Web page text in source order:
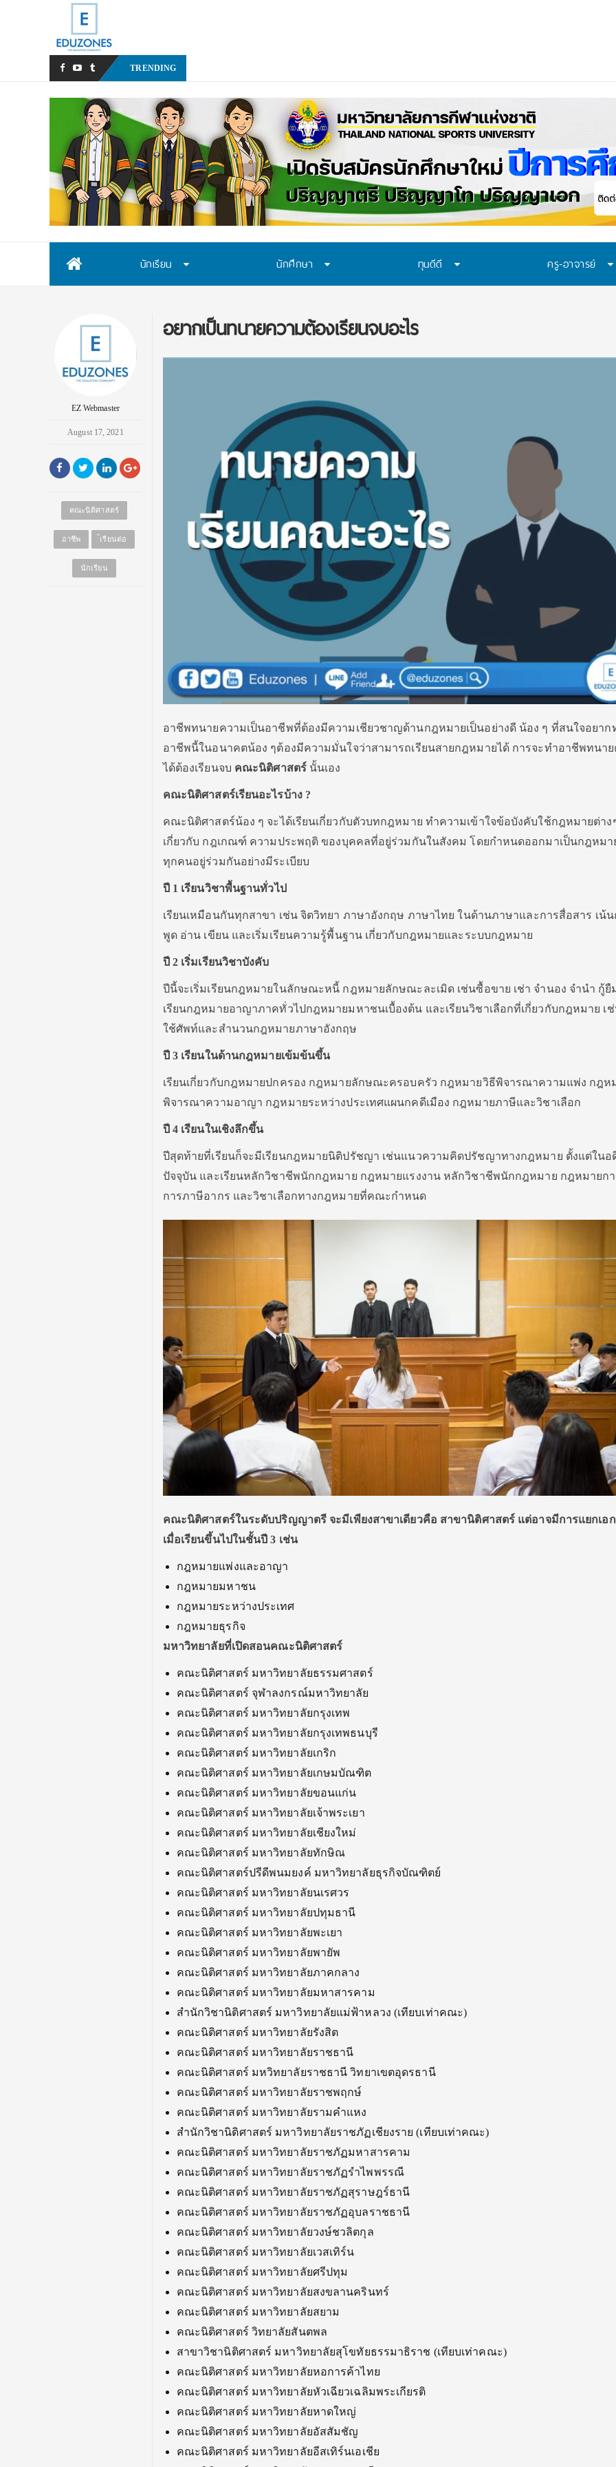
TRENDING
นักเรียน นักศึกษา ทุนดีดี ครู-อาจารย์
EZ Webmaster
August 17, 2021
คณะนิติศาสตร์
อาชีพ ้เรียนต่อ
นักเรียน
อยากเป็นทนายความต้องเรียนจบอะไร
อาชีพทนายความเป็นอาชีพที่ต้องมีความเชียวชาญด้านกฎหมายเป็นอย่างดี น้อง ๆ ที่สนใจอยาก
อาชีพนี้ในอนาคตน้อง ๆต้องมีความมั่นใจว่าสามารถเรียนสายกฎหมายได้ การจะทำอาชีพทนา
ได้ต้องเรียนจบ คณะนิติศาสตร์นั้นเอง
คณะนิติศาสตร์เรียนอะไรบ้าง ?
คณะนิติศาสตร์น้อง ๆ จะได้เรียนเกี่ยวกับตัวบทกฎหมาย ทำความเข้าใจข้อบังคับใช้กฎหมายต่าง
เกี่ยวกับ กฎเกณฑ์ ความประพฤติ ของบุคคลที่อยู่ร่วมกันในสังคม โดยกำหนดออกมาเป็นกฎหมา
ทุกคนอยู่ร่วมกันอย่างมีระเบียบ
ปี 1 เรียนวิชาพื้นฐานทั่วไป
เรียนเหมือนกันทุกสาขา เช่น จิตวิทยา ภาษาอังกฤษ ภาษาไทย ในด้านภาษาและการสื่อสาร เน้น
พูด อ่าน เขียน และเริ่มเรียนความรู้พื้นฐาน เกี่ยวกับกฎหมายและระบบกฎหมาย
ปี 2 เริ่มเรียนวิชาบังคับ
ปีนี้จะเริ่มเรียนกฎหมายในลักษณะหนี้ กฎหมายลักษณะละเมิด เช่นซื้อขาย เช่า จำนอง จำนำ กู้ยื
เรียนกฎหมายอาญาภาคทั่วไปกฎหมายมหาชนเบื้องต้น และเรียนวิชาเลือกที่เกี่ยวกับกฎหมาย เ
ใช้ศัพท์และสำนวนกฎหมายภาษาอังกฤษ
ปี 3 เรียนในด้านกฎหมายเข้มข้นขึ้น
เรียนเกี่ยวกับกฎหมายปกครอง กฎหมายลักษณะครอบครัว กฎหมายวิธีพิจารณาความแพ่ง กฎห
พิจารณาความอาญา กฎหมายระหว่างประเทศแผนกคดีเมือง กฎหมายภาษีและวิชาเลือก
ปี 4 เรียนในเชิงลึกขึ้น
ปีสุดท้ายที่เรียนก็จะมีเรียนกฎหมายนิติปรัชญา เช่นแนวความคิดปรัชญาทางกฎหมาย ตั้งแต่ในอ
ปัจจุบัน และเรียนหลักวิชาชีพนักกฎหมาย กฎหมายแรงงาน หลักวิชาชีพนักกฎหมาย กฎหมายก
การภาษีอากร และวิชาเลือกทางกฎหมายที่คณะกำหนด
คณะนิติศาสตร์ในระดับปริญญาตรี จะมีเพียงสาขาเดียวคือ สาขานิติศาสตร์ แต่อาจมีการแยกเอ
เมื่อเรียนขึ้นไปในชั้นปี 3 เช่น
กฎหมายแพ่งและอาญา
กฎหมายมหาชน
กฎหมายระหว่างประเทศ
กฎหมายธุรกิจ
มหาวิทยาลัยที่เปิดสอนคณะนิติศาสตร์
คณะนิติศาสตร์ มหาวิทยาลัยธรรมศาสตร์
คณะนิติศาสตร์ จุฬาลงกรณ์มหาวิทยาลัย
คณะนิติศาสตร์ มหาวิทยาลัยกรุงเทพ
คณะนิติศาสตร์ มหาวิทยาลัยกรุงเทพธนบุรี
คณะนิติศาสตร์ มหาวิทยาลัยเกริก
คณะนิติศาสตร์ มหาวิทยาลัยเกษมบัณฑิต
คณะนิติศาสตร์ มหาวิทยาลัยขอนแก่น
คณะนิติศาสตร์ มหาวิทยาลัยเจ้าพระเยา
คณะนิติศาสตร์ มหาวิทยาลัยเชียงใหม่
คณะนิติศาสตร์ มหาวิทยาลัยทักษิณ
คณะนิติศาสตร์ปรีดีพนมยงค์ มหาวิทยาลัยธุรกิจบัณฑิตย์
คณะนิติศาสตร์ มหาวิทยาลัยนเรศวร
คณะนิติศาสตร์ มหาวิทยาลัยปทุมธานี
คณะนิติศาสตร์ มหาวิทยาลัยพะเยา
คณะนิติศาสตร์ มหาวิทยาลัยพายัพ
คณะนิติศาสตร์ มหาวิทยาลัยภาคกลาง
คณะนิติศาสตร์ มหาวิทยาลัยมหาสารคาม
สำนักวิชานิติศาสตร์ มหาวิทยาลัยแม่ฟ้าหลวง (เทียบเท่าคณะ)
คณะนิติศาสตร์ มหาวิทยาลัยรังสิต
คณะนิติศาสตร์ มหาวิทยาลัยราชธานี
คณะนิติศาสตร์ มหวิทยาลัยราชธานี วิทยาเขตอุดรธานี
คณะนิติศาสตร์ มหาวิทยาลัยราชพฤกษ์
คณะนิติศาสตร์ มหาวิทยาลัยรามคำแหง
สำนักวิชานิติศาสตร์ มหาวิทยาลัยราชภัฏเชียงราย (เทียบเท่าคณะ)
คณะนิติศาสตร์ มหาวิทยาลัยราชภัฏมหาสารคาม
คณะนิติศาสตร์ มหาวิทยาลัยราชภัฏรำไพพรรณี
คณะนิติศาสตร์ มหาวิทยาลัยราชภัฏสุราษฎร์ธานี
คณะนิติศาสตร์ มหาวิทยาลัยราชภัฏอุบลราชธานี
คณะนิติศาสตร์ มหาวิทยาลัยวงษ์ชวลิตกุล
คณะนิติศาสตร์ มหาวิทยาลัยเวสเทิร์น
คณะนิติศาสตร์ มหาวิทยาลัยศรีปทุม
คณะนิติศาสตร์ มหาวิทยาลัยสงขลานครินทร์
คณะนิติศาสตร์ มหาวิทยาลัยสยาม
คณะนิติศาสตร์ วิทยาลัยสันตพล
สาขาวิชานิติศาสตร์ มหาวิทยาลัยสุโขทัยธรรมาธิราช (เทียบเท่าคณะ)
คณะนิติศาสตร์ มหาวิทยาลัยหอการค้าไทย
คณะนิติศาสตร์ มหาวิทยาลัยหัวเฉียวเฉลิมพระเกียรติ
คณะนิติศาสตร์ มหาวิทยาลัยหาดใหญ่
คณะนิติศาสตร์ มหาวิทยาลัยอัสสัมชัญ
คณะนิติศาสตร์ มหาวิทยาลัยอีสเทิร์นเอเชีย